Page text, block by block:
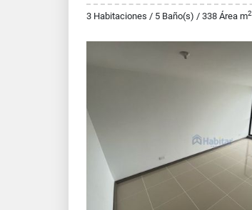
3 Habitaciones / 5 Baño(s) / 338 Área m2